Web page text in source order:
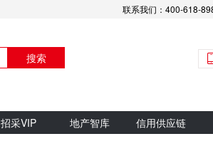
联系我们：400-618-
搜索
招采VIP 地产智库 信用供应链